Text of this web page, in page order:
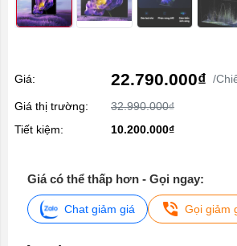
Giá: 22.790.000₫ /
Giá thị trường:
32.990.000₫
Tiết kiệm:
10.200.000₫
Giá có thể thấp hơn - Gọi ngay:
Chat giảm giá Gọi giảm